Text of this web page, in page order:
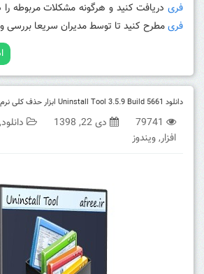
فری دریافت کنید و هرگونه مشکلات مربوطه را
فریمطرح کنید تا توسط مدیران سریعا بررسی
دانلود Uninstall Tool 3.5.9 Build 5661 ابزار حذف کلی نرم افزارهای ویندوز
79741 دی 22, 1398 دانلود,
افزار,ویندوز